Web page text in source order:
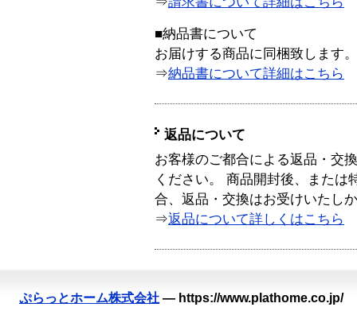
■納品書について
お届けする商品に同梱致します。
⇒納品書について詳細はこちら
返品について
お客様のご都合による返品・交
ください。 商品開封後、または
合、返品・交換はお受けいたし
⇒返品について詳しくはこちら
ぷらっとホーム株式会社 — https://www.plathome.co.jp/